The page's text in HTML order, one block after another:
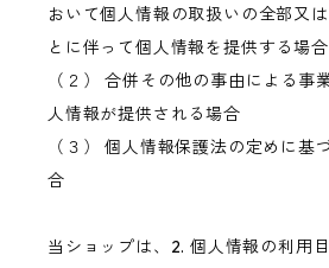
おいて個人情報の取扱いの全部又
とに伴って個人情報を提供する場合
（２） 合併その他の事由による事
人情報が提供される場合
（３） 個人情報保護法の定めに基
合
当ショップは、2. 個人情報の利用